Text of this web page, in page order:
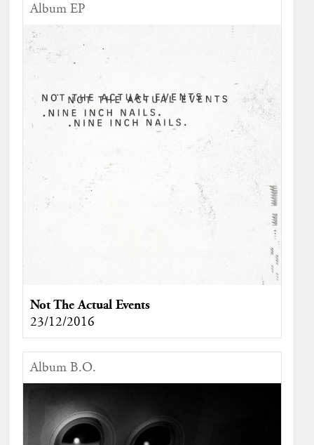
Album EP
Not The Actual Events
23/12/2016
Album B.O.